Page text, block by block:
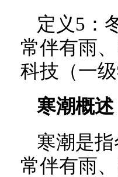
定义5：
常伴有雨
科技（一
寒潮概述
寒潮是
常伴有雨